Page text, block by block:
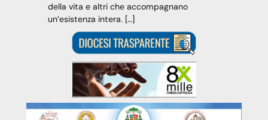
della vita e altri che accompagnano
un’esistenza intera. […]